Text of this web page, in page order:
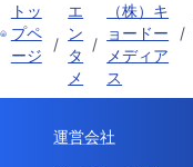
トッ
プペ
ージ
/
エ
ン
タ
メ
/
（株）キ
ョードー
メディア
ス
/
運営会社